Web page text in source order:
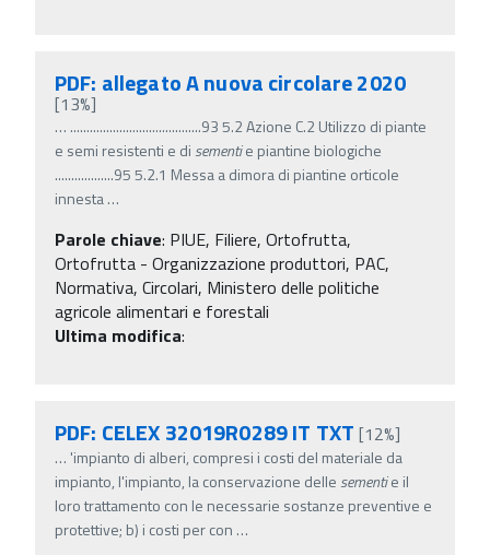
PDF: allegato A nuova circolare 2020
[13%]
… ........................................93 5.2 Azione C.2 Utilizzo di piante
e semi resistenti e di sementie piantine biologiche
..................95 5.2.1 Messa a dimora di piantine orticole
innesta…
Parole chiave: PIUE, Filiere, Ortofrutta,
Ortofrutta - Organizzazione produttori, PAC,
Normativa, Circolari, Ministero delle politiche
agricole alimentari e forestali
Ultima modifica:
PDF: CELEX 32019R0289 IT TXT [12%]
… 'impianto di alberi, compresi i costi del materiale da
impianto, l'impianto, la conservazione delle sementie il
loro trattamento con le necessarie sostanze preventive e
protettive; b) i costi per con …